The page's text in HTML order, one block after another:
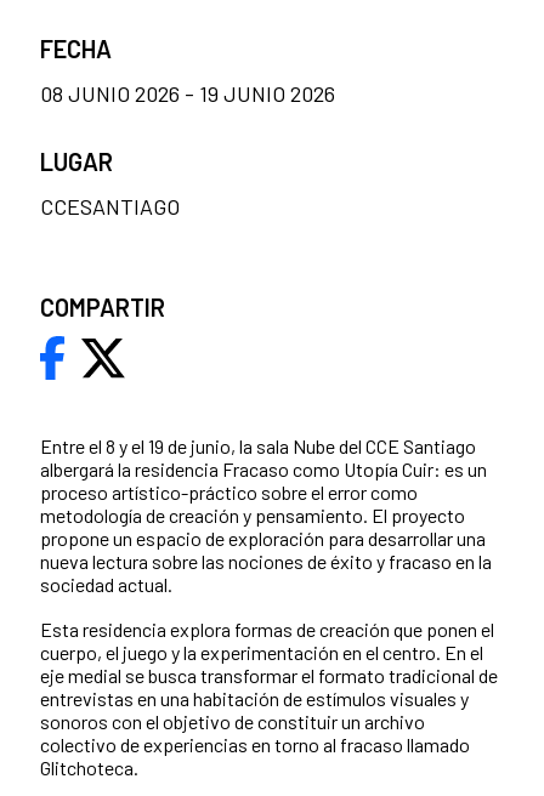
Entre el 8 y el 19 de junio, la sala Nube del CCE Santiago
albergará la residencia Fracaso como Utopía Cuir: es un
proceso artístico-práctico sobre el error como
metodología de creación y pensamiento. El proyecto
propone un espacio de exploración para desarrollar una
nueva lectura sobre las nociones de éxito y fracaso en la
sociedad actual.
Esta residencia explora formas de creación que ponen el
cuerpo, el juego y la experimentación en el centro. En el
eje medial se busca transformar el formato tradicional de
entrevistas en una habitación de estímulos visuales y
sonoros con el objetivo de constituir un archivo
colectivo de experiencias en torno al fracaso llamado
Glitchoteca.
FECHA
08 JUNIO 2026 - 19 JUNIO 2026
LUGAR
CCESANTIAGO
COMPARTIR